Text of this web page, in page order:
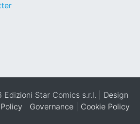
Star Comics s.r.l. | Design
Governance Cookie Policy